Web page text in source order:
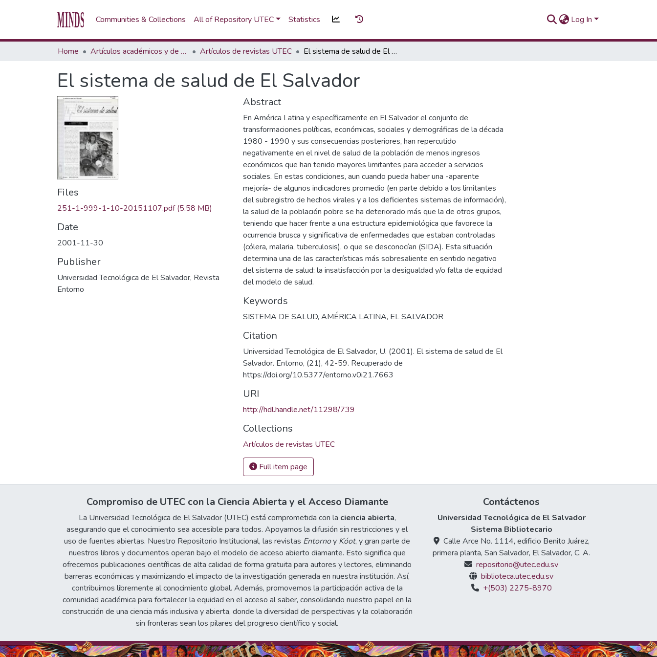
Communities & Collections All of Repository UTEC Statistics Log In
Home Artículos académicos y de opinión Artículos de revistas UTEC El sistema de salud de El Salvador
El sistema de salud de El Salvador
Files
251-1-999-1-10-20151107.pdf(5.58 MB)
Date
2001-11-30
Publisher
Universidad Tecnológica de El Salvador, Revista
Entorno
Abstract
En América Latina y específicamente en El Salvador el conjunto de
transformaciones políticas, económicas, sociales y demográficas de la década
1980 - 1990 y sus consecuencias posteriores, han repercutido
negativamente en el nivel de salud de la población de menos ingresos
económicos que han tenido mayores limitantes para acceder a servicios
sociales. En estas condiciones, aun cuando pueda haber una -aparente
mejoría- de algunos indicadores promedio (en parte debido a los limitantes
del subregistro de hechos virales y a los deficientes sistemas de información),
la salud de la población pobre se ha deteriorado más que la de otros grupos,
teniendo que hacer frente a una estructura epidemiológica que favorece la
ocurrencia brusca y significativa de enfermedades que estaban controladas
(cólera, malaria, tuberculosis), o que se desconocían (SIDA). Esta situación
determina una de las características más sobresaliente en sentido negativo
del sistema de salud: la insatisfacción por la desigualdad y/o falta de equidad
del modelo de salud.
Keywords
SISTEMA DE SALUD, AMÉRICA LATINA, EL SALVADOR
Citation
Universidad Tecnológica de El Salvador, U. (2001). El sistema de salud de El
Salvador. Entorno, (21), 42-59. Recuperado de
https://doi.org/10.5377/entorno.v0i21.7663
URI
http://hdl.handle.net/11298/739
Collections
Artículos de revistas UTEC
Full item page
Compromiso de UTEC con la Ciencia Abierta y el Acceso Diamante
La Universidad Tecnológica de El Salvador (UTEC) está comprometida con la ciencia abierta,
asegurando que el conocimiento sea accesible para todos. Apoyamos la difusión sin restricciones y el
uso de fuentes abiertas. Nuestro Repositorio Institucional, las revistas Entornoy Kóot, y gran parte de
nuestros libros y documentos operan bajo el modelo de acceso abierto diamante. Esto significa que
ofrecemos publicaciones científicas de alta calidad de forma gratuita para autores y lectores, eliminando
barreras económicas y maximizando el impacto de la investigación generada en nuestra institución. Así,
contribuimos libremente al conocimiento global. Además, promovemos la participación activa de la
comunidad académica para fortalecer la equidad en el acceso al saber, consolidando nuestro papel en la
construcción de una ciencia más inclusiva y abierta, donde la diversidad de perspectivas y la colaboración
sin fronteras sean los pilares del progreso científico y social.
Contáctenos
Universidad Tecnológica de El Salvador
Sistema Bibliotecario
Calle Arce No. 1114, edificio Benito Juárez,
primera planta, San Salvador, El Salvador, C. A.
repositorio@utec.edu.sv
biblioteca.utec.edu.sv
+(503) 2275-8970